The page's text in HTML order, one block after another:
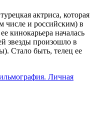
актриса, которая
числе и российским) в
кинокарьера началась
звезды произошло в
Стало быть, телец ее